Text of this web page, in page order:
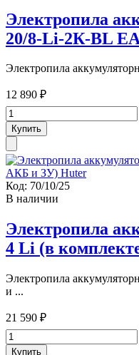
Электропила
20/8-Li-2К-BL
Электропила
12 890 ₽
Код: 70/10/25
В наличии
Электропила
4 Li (в
Электропила
и ...
21 590 ₽